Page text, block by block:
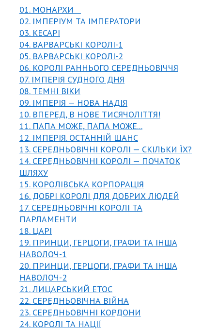
01. МОНАРХИ
02. ІМПЕРІУМ ТА ІМПЕРАТОРИ
03. КЕСАРІ
04. ВАРВАРСЬКІ КОРОЛІ-1
05. ВАРВАРСЬКІ КОРОЛІ-2
06. КОРОЛІ РАННЬОГО СЕРЕДНЬОВІЧЧЯ
07. ІМПЕРІЯ СУДНОГО ДНЯ
08. ТЕМНІ ВІКИ
09. ІМПЕРІЯ — НОВА НАДІЯ
10. ВПЕРЕД, В НОВЕ ТИСЯЧОЛІТТЯ!
11. ПАПА МОЖЕ, ПАПА МОЖЕ...
12. ІМПЕРІЯ. ОСТАННІЙ ШАНС
13. СЕРЕДНЬОВІЧНІ КОРОЛІ — СКІЛЬКИ ЇХ?
14. СЕРЕДНЬОВІЧНІ КОРОЛІ — ПОЧАТОК
ШЛЯХУ
15. КОРОЛІВСЬКА КОРПОРАЦІЯ
16. ДОБРІ КОРОЛІ ДЛЯ ДОБРИХ ЛЮДЕЙ
17. СЕРЕДНЬОВІЧНІ КОРОЛІ ТА
ПАРЛАМЕНТИ
18. ЦАРІ
19. ПРИНЦИ, ГЕРЦОГИ, ГРАФИ ТА ІНША
НАВОЛОЧ-1
20. ПРИНЦИ, ГЕРЦОГИ, ГРАФИ ТА ІНША
НАВОЛОЧ-2
21. ЛИЦАРСЬКИЙ ЕТОС
22. СЕРЕДНЬОВІЧНА ВІЙНА
23. СЕРЕДНЬОВІЧНІ КОРДОНИ
24. КОРОЛІ ТА НАЦІЇ